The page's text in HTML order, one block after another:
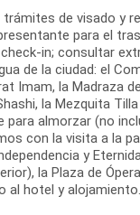
trámites de visado y
para el
in; consultar
de la ciudad: el
Imam, la Madraza
la Mezquita
para almorzar (no
con la visita a la
y
la Plaza de
al hotel y alojamiento.